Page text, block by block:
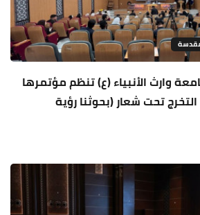
وارث الأنبياء (ع) تنظم مؤتمرها
تحت شعار (بحوثنا رؤية